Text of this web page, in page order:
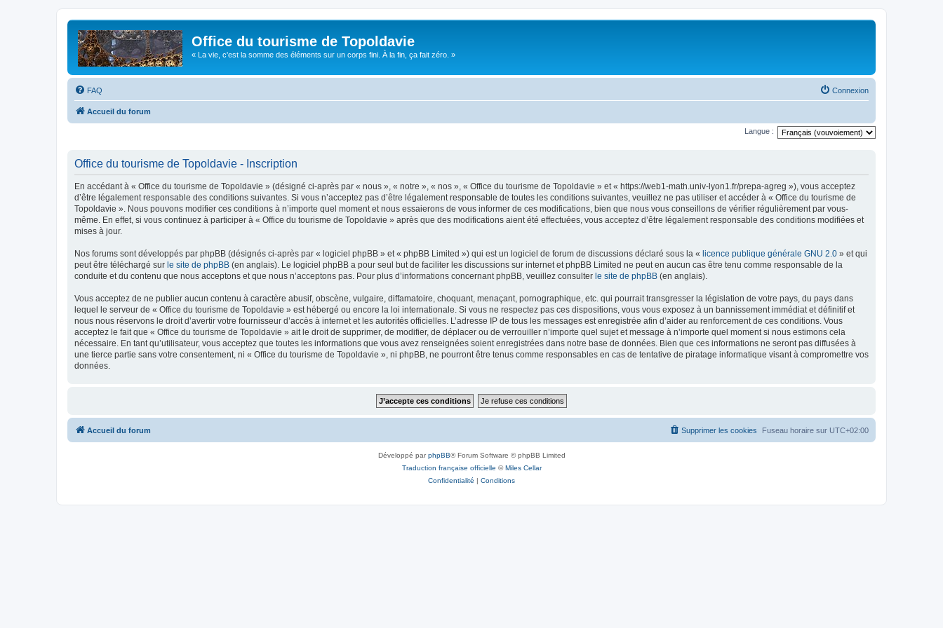
Office du tourisme de Topoldavie
« La vie, c'est la somme des éléments sur un corps fini. À la fin, ça fait zéro. »
FAQ Connexion
Accueil du forum
Langue :
Office du tourisme de Topoldavie - Inscription
En accédant à « Office du tourisme de Topoldavie » (désigné ci-après par « nous », « notre », « nos », « Office du tourisme de Topoldavie » et « https://web1-math.univ-lyon1.fr/prepa-agreg »), vous acceptez
d’être légalement responsable des conditions suivantes. Si vous n’acceptez pas d’être légalement responsable de toutes les conditions suivantes, veuillez ne pas utiliser et accéder à « Office du tourisme de
Topoldavie ». Nous pouvons modifier ces conditions à n’importe quel moment et nous essaierons de vous informer de ces modifications, bien que nous vous conseillons de vérifier régulièrement par vous-
même. En effet, si vous continuez à participer à « Office du tourisme de Topoldavie » après que des modifications aient été effectuées, vous acceptez d’être légalement responsable des conditions modifiées et
mises à jour.
Nos forums sont développés par phpBB (désignés ci-après par « logiciel phpBB » et « phpBB Limited ») qui est un logiciel de forum de discussions déclaré sous la « licence publique générale GNU 2.0 » et qui
peut être téléchargé sur le site de phpBB (en anglais). Le logiciel phpBB a pour seul but de faciliter les discussions sur internet et phpBB Limited ne peut en aucun cas être tenu comme responsable de la
conduite et du contenu que nous acceptons et que nous n’acceptons pas. Pour plus d’informations concernant phpBB, veuillez consulter le site de phpBB (en anglais).
Vous acceptez de ne publier aucun contenu à caractère abusif, obscène, vulgaire, diffamatoire, choquant, menaçant, pornographique, etc. qui pourrait transgresser la législation de votre pays, du pays dans
lequel le serveur de « Office du tourisme de Topoldavie » est hébergé ou encore la loi internationale. Si vous ne respectez pas ces dispositions, vous vous exposez à un bannissement immédiat et définitif et
nous nous réservons le droit d’avertir votre fournisseur d’accès à internet et les autorités officielles. L’adresse IP de tous les messages est enregistrée afin d’aider au renforcement de ces conditions. Vous
acceptez le fait que « Office du tourisme de Topoldavie » ait le droit de supprimer, de modifier, de déplacer ou de verrouiller n’importe quel sujet et message à n’importe quel moment si nous estimons cela
nécessaire. En tant qu’utilisateur, vous acceptez que toutes les informations que vous avez renseignées soient enregistrées dans notre base de données. Bien que ces informations ne seront pas diffusées à
une tierce partie sans votre consentement, ni « Office du tourisme de Topoldavie », ni phpBB, ne pourront être tenus comme responsables en cas de tentative de piratage informatique visant à compromettre vos
données.
Accueil du forum Fuseau horaire sur UTC+02:00
Supprimer les cookies
Développé parphpBB® Forum Software © phpBB Limited
Traduction française officielle ©Miles Cellar
Confidentialité | Conditions